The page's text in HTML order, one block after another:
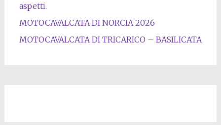
aspetti.
MOTOCAVALCATA DI NORCIA 2026
MOTOCAVALCATA DI TRICARICO – BASILICATA